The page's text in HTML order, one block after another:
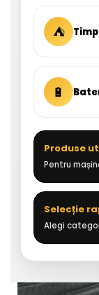
⛺
🔋
Produse
Pentru
Selecție
Alegi